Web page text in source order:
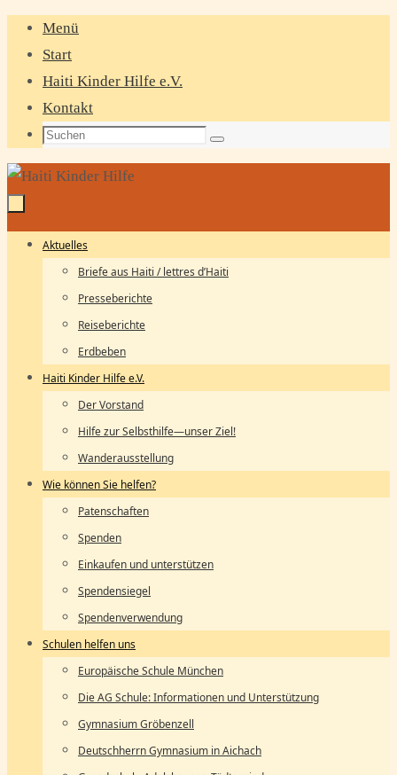
Zum
Inhalt
springen
Menü
Start
Haiti Kinder Hilfe e.V.
Kontakt
Suchen
nach:
Suchen
Zum
Aktuelles
Briefe aus Haiti / lettres d’Haiti
Presseberichte
Reiseberichte
Erdbeben
Haiti Kinder Hilfe e.V.
Der Vorstand
Hilfe zur Selbsthilfe—unser Ziel!
Wanderausstellung
Wie können Sie helfen?
Patenschaften
Spenden
Einkaufen und unterstützen
Spendensiegel
Spendenverwendung
Schulen helfen uns
Europäische Schule München
Die AG Schule: Informationen und Unterstützung
Gymnasium Gröbenzell
Deutschherrn Gymnasium in Aichach